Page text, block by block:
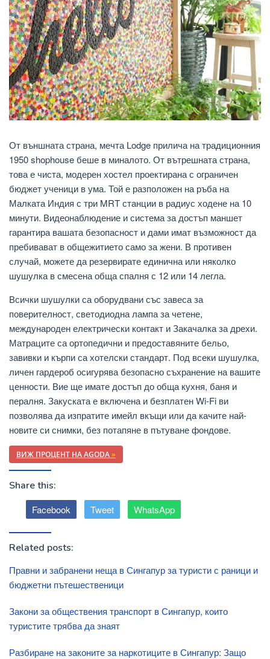
От външната страна, мечта Lodge прилича на традиционния
1950 shophouse беше в миналото. От вътрешната страна,
това е чиста, модерен хостел проектирана с ограничен
бюджет ученици в ума. Той е разположен на ръба на
Малката Индия с три MRT станции в радиус ходене на 10
минути. Видеонаблюдение и система за достъп маншет
гарантира вашата безопасност и дами имат възможност да
пребивават в общежитието само за жени. В противен
случай, можете да резервирате единична или няколко
шушулка в смесена обща спалня с 12 или 14 легла.
Всички шушулки са оборудвани със завеса за
поверителност, светодиодна лампа за четене,
международен електрически контакт и Закачалка за дрехи.
Матраците са ортопедични и предоставяните бельо,
завивки и кърпи са хотелски стандарт. Под всеки шушулка,
личен гардероб осигурява безопасно съхранение на вашите
ценности. Вие ще имате достъп до обща кухня, баня и
пералня. Закуската е включена и безплатен Wi-Fi ви
позволява да изпратите имейл вкъщи или да качите най-
новите си снимки, без потапяне в пътуване фондове.
ВИЖ ПРОЦЕНТ НА AGODA»
Share this:
Facebook Tweet WhatsApp
Related posts:
Правни и забранени неща в Сингапур за туристи с раници и
бюджетни пътешественици
Закони за обществения транспорт в Сингапур, които
туристите трябва да знаят
Разбиране на законите за наркотиците в Сингапур: Защо